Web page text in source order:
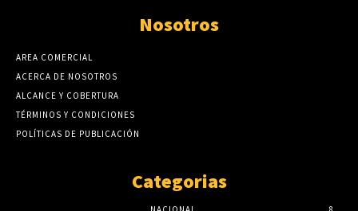
Nosotros
AREA COMERCIAL
ACERCA DE NOSOTROS
ALCANCE Y COBERTURA
TÉRMINOS Y CONDICIONES
POLÍTICAS DE PUBLICACIÓN
Categorias